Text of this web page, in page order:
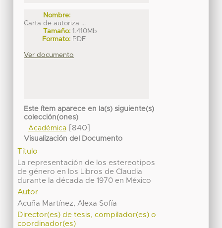
Nombre:
Carta de autoriza ...
Tamaño: 1.410Mb
Formato: PDF
Ver documento
Este ítem aparece en la(s) siguiente(s)
colección(ones)
Académica[840]
Visualización del Documento
Título
La representación de los estereotipos
de género en los Libros de Claudia
durante la década de 1970 en México
Autor
Acuña Martínez, Alexa Sofía
Director(es) de tesis, compilador(es) o
coordinador(es)